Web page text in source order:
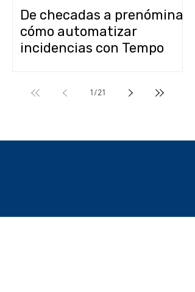
De checadas a prenómina:
cómo automatizar
incidencias con Tempo
1/21